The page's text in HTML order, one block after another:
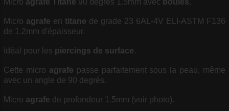
Micro agrafe en titane de grade 23 6AL-4V ELI-ASTM F136
de 1.2mm d'épaisseur.
Idéal pour les piercings de surface.
Cette micro agrafe passe parfaitement sous la peau, même
avec un angle de 90 degrés.
Micro agrafe de profondeur 1.5mm (voir photo).